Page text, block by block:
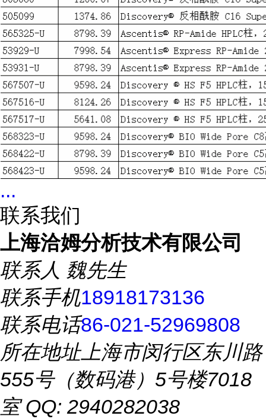
...
联系我们
上海洽姆分析技术有限公司
联系人 魏先生
联系手机18918173136
联系电话86-021-52969808
所在地址上海市闵行区东川路
555号（数码港）5号楼7018
室 QQ: 2940282038